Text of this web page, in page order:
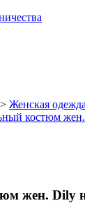
> Женская одежда
костюм
жен. Dily